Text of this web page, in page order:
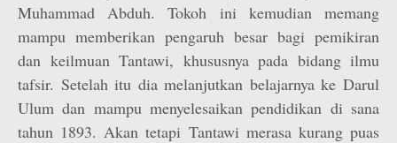
Muhammad Abduh. Tokoh ini kemudian memang
mampu memberikan pengaruh besar bagi pemikiran
dan keilmuan Tantawi, khususnya pada bidang ilmu
tafsir. Setelah itu dia melanjutkan belajarnya ke Darul
Ulum dan mampu menyelesaikan pendidikan di sana
tahun 1893. Akan tetapi Tantawi merasa kurang puas